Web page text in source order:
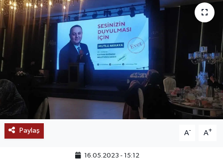
Paylaş A- A+
16.05.2023 - 15:12
MAGAZİN
SAĞLIK
EĞİTİM
KEŞFET
Haber Arşivi